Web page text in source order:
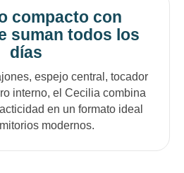
compacto con
suman todos los
días
espejo central, tocador
interno, el Cecilia combina
en un formato ideal
modernos.